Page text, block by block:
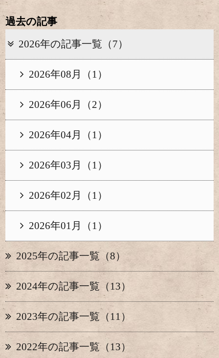
過去の記事
2026年の記事一覧（7）
2026年08月（1）
2026年06月（2）
2026年04月（1）
2026年03月（1）
2026年02月（1）
2026年01月（1）
2025年の記事一覧（8）
2024年の記事一覧（13）
2023年の記事一覧（11）
2022年の記事一覧（13）